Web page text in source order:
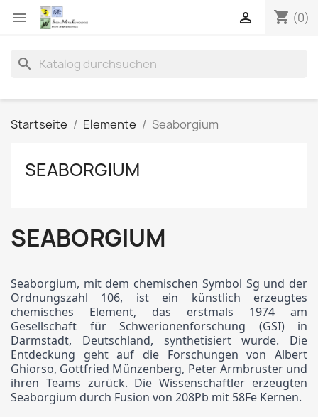
 shopping_cart (0)

search
Startseite Elemente Seaborgium
SEABORGIUM
SEABORGIUM
Seaborgium, mit dem chemischen Symbol Sg und der
Ordnungszahl 106, ist ein künstlich erzeugtes
chemisches Element, das erstmals 1974 am
Gesellschaft für Schwerionenforschung (GSI) in
Darmstadt, Deutschland, synthetisiert wurde. Die
Entdeckung geht auf die Forschungen von Albert
Ghiorso, Gottfried Münzenberg, Peter Armbruster und
ihren Teams zurück. Die Wissenschaftler erzeugten
Seaborgium durch Fusion von 208Pb mit 58Fe Kernen.